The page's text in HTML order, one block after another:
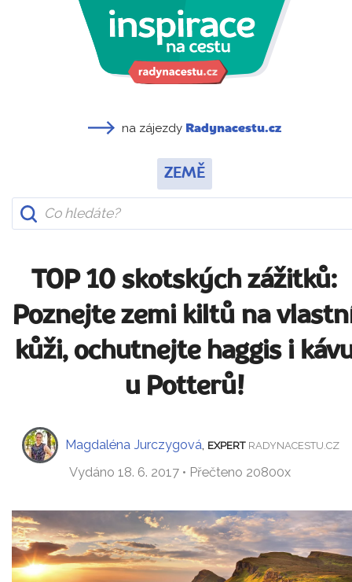
na zájezdy Radynacestu.cz
ZEMĚ
TOP 10 skotských zážitků:
Poznejte zemi kiltů na
kůži, ochutnejte haggis i
u Potterů!
Magdaléna Jurczygová EXPERT RADYNACESTU.CZ
Vydáno 18. 6. 2017 • Přečteno 20800x